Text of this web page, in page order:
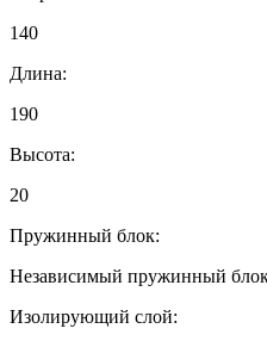
140
Длина:
190
Высота:
20
Пружинный блок:
Независимый пружинный
Изолирующий слой: